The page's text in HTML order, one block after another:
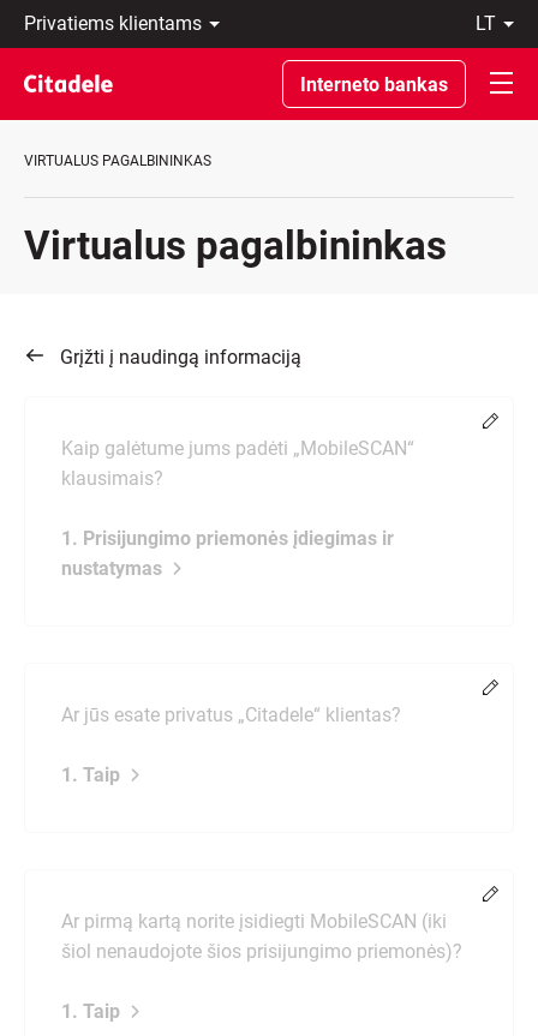
Privatiems
klientams
Verslo
klientams
Private
Apie
REWARDS
lt
LT
EN
Interneto bankas
VIRTUALUS PAGALBININKAS
Virtualus pagalbininkas
Grįžti į naudingą informaciją
Kaip galėtume jums padėti „MobileSCAN“
klausimais?
1. Prisijungimo priemonės įdiegimas ir
nustatymas
Ar jūs esate privatus „Citadele“ klientas?
1. Taip
Ar pirmą kartą norite įsidiegti MobileSCAN (iki
šiol nenaudojote šios prisijungimo priemonės)?
1. Taip